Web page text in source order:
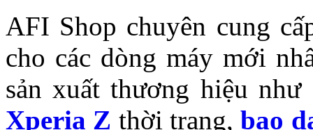
AFI Shop chuyên cung
cho các dòng máy mới
sản xuất thương hiệu
Xperia Z thời trang,bao